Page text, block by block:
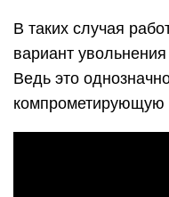
В таких случая
вариант
Ведь это
компрометирующую